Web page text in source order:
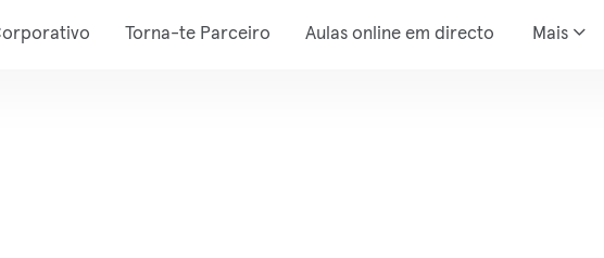
Torna-te Parceiro Aulas online em directo Mais